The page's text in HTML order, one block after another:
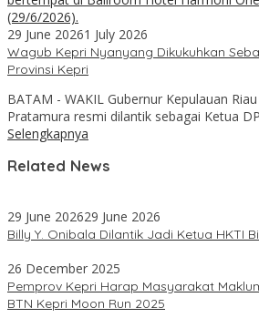
29 June 20261 July 2026
Wagub Kepri Nyanyang Dikukuhkan
Provinsi Kepri
BATAM - WAKIL Gubernur Kepulauan
Pratamura resmi dilantik sebagai Ketua
Selengkapnya
Related News
29 June 202629 June 2026
Billy Y. Onibala Dilantik Jadi Ketua HKTI
26 December 2025
Pemprov Kepri Harap Masyarakat
BTN Kepri Moon Run 2025